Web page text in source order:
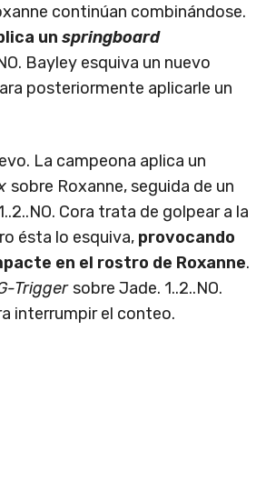
continúan combinándose.
un springboard
Bayley esquiva un nuevo
posteriormente aplicarle un
La campeona aplica un
sobre Roxanne, seguida de un
Cora trata de golpear a la
ésta lo esquiva, provocando
en el rostro de Roxanne.
Triggersobre Jade. 1..2..NO.
interrumpir el conteo.